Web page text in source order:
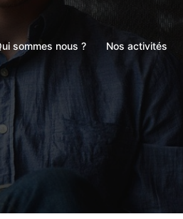
sommes nous ? Nos activités